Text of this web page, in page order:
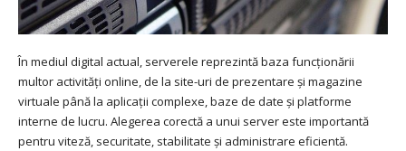
În mediul digital actual, serverele reprezintă baza funcționării
multor activități online, de la site-uri de prezentare și magazine
virtuale până la aplicații complexe, baze de date și platforme
interne de lucru. Alegerea corectă a unui server este importantă
pentru viteză, securitate, stabilitate și administrare eficientă.